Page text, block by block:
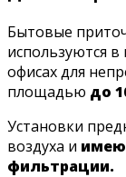
Бытовые
используются
офисах для
площадью до
Установки
воздуха и
фильтрации.